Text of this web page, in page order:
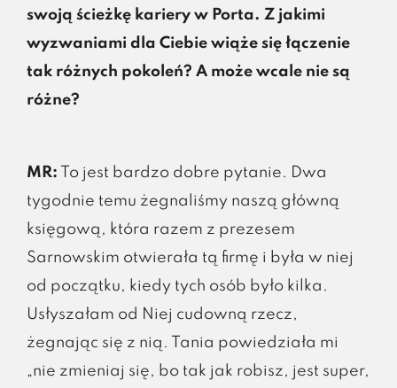
swoją ścieżkę kariery w Porta. Z jakimi
wyzwaniami dla Ciebie wiąże się łączenie
tak różnych pokoleń? A może wcale nie są
różne?
MR: To jest bardzo dobre pytanie. Dwa
tygodnie temu żegnaliśmy naszą główną
księgową, która razem z prezesem
Sarnowskim otwierała tą firmę i była w niej
od początku, kiedy tych osób było kilka.
Usłyszałam od Niej cudowną rzecz,
żegnając się z nią. Tania powiedziała mi
„nie zmieniaj się, bo tak jak robisz, jest super,